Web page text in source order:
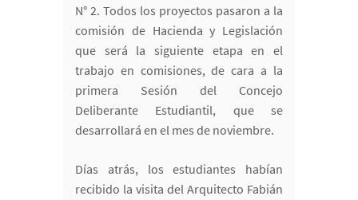
N° 2. Todos los proyectos pasaron a la
comisión de Hacienda y Legislación
que será la siguiente etapa en el
trabajo en comisiones, de cara a la
primera Sesión del Concejo
Deliberante Estudiantil, que se
desarrollará en el mes de noviembre.
Días atrás, los estudiantes habían
recibido la visita del Arquitecto Fabián